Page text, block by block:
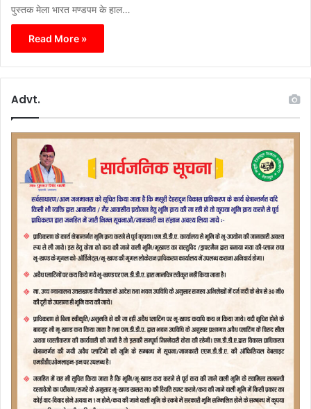
पुस्तक मेला भारत मण्डपम के हाल…
Read More »
Advt.